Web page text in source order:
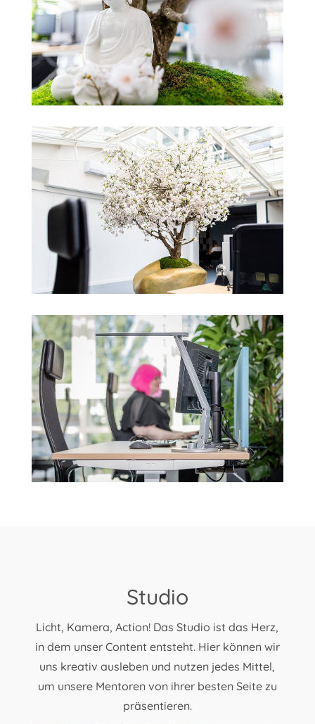
Studio
Licht, Kamera, Action! Das Studio ist das Herz,
in dem unser Content entsteht. Hier können wir
uns kreativ ausleben und nutzen jedes Mittel,
um unsere Mentoren von ihrer besten Seite zu
präsentieren.